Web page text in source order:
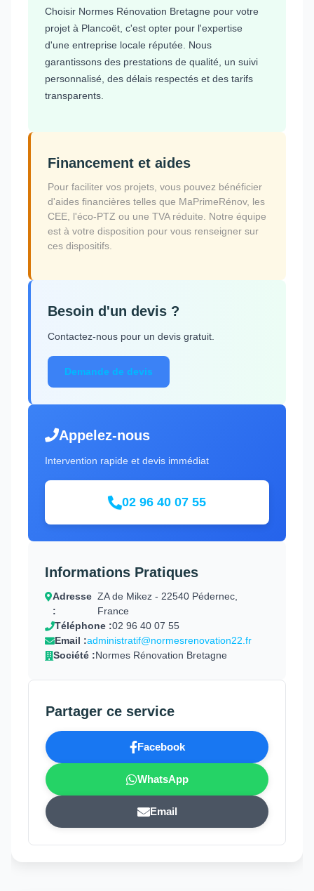
Choisir Normes Rénovation Bretagne pour votre
projet à Plancoët, c'est opter pour l'expertise
d'une entreprise locale réputée. Nous
garantissons des prestations de qualité, un suivi
personnalisé, des délais respectés et des tarifs
transparents.
Financement et aides
Pour faciliter vos projets, vous pouvez bénéficier
d'aides financières telles que MaPrimeRénov, les
CEE, l'éco-PTZ ou une TVA réduite. Notre équipe
est à votre disposition pour vous renseigner sur
ces dispositifs.
Besoin d'un devis ?
Contactez-nous pour un devis gratuit.
Demande de devis
Appelez-nous
Intervention rapide et devis immédiat
02 96 40 07 55
Informations Pratiques
Adresse
:
ZA de Mikez - 22540 Pédernec,
France
Téléphone :02 96 40 07 55
Email :administratif@normesrenovation22.fr
Société :Normes Rénovation Bretagne
Partager ce service
Facebook
WhatsApp
Email